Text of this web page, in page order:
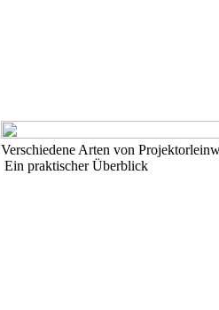
Verschiedene Arten von
Ein praktischer Überblick